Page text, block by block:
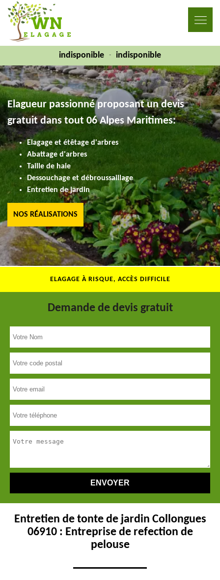
indisponible - indisponible
Elagueur passionné proposant un devis
gratuit dans tout 06 Alpes Maritimes:
Elagage et étêtage d'arbres
Abattage d'arbres
Taille de haie
Dessouchage et débroussaillage
Entretien de jardin
NOS RÉALISATIONS
ELAGAGE À RISQUE, ACCÈS DIFFICILE
Demande de devis gratuit
Entretien de tonte de jardin Collongues
06910 : Entreprise de refection de
pelouse